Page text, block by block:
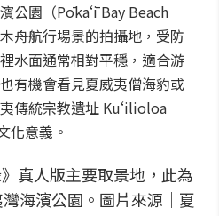
公園（Pōkaʻī Bay Beach
舟航行場景的拍攝地，受防
水面通常相對平穩，適合游
有機會看見夏威夷僧海豹或
傳統宗教遺址 Kuʻilioloa
化意義。